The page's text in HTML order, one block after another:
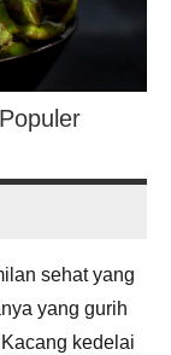
sehat yang
yang gurih
kedelai